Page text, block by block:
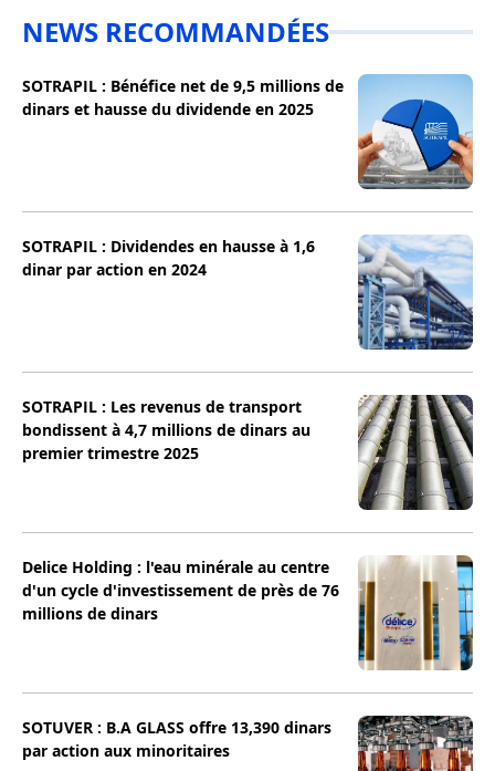
NEWS RECOMMANDÉES
SOTRAPIL : Bénéfice net de 9,5 millions de
dinars et hausse du dividende en 2025
SOTRAPIL : Dividendes en hausse à 1,6
dinar par action en 2024
SOTRAPIL : Les revenus de transport
bondissent à 4,7 millions de dinars au
premier trimestre 2025
Delice Holding : l'eau minérale au centre
d'un cycle d'investissement de près de 76
millions de dinars
SOTUVER : B.A GLASS offre 13,390 dinars
par action aux minoritaires